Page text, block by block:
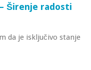
Širenje radosti
da je isključivo stanje